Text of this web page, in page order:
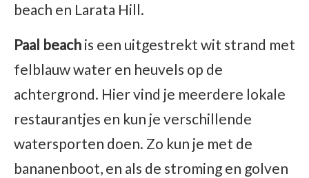
beach en Larata Hill.
Paal beach is een uitgestrekt wit strand met
felblauw water en heuvels op de
achtergrond. Hier vind je meerdere lokale
restaurantjes en kun je verschillende
watersporten doen. Zo kun je met de
bananenboot, en als de stroming en golven